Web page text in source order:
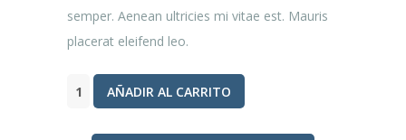
semper. Aenean ultricies mi vitae est. Mauris
placerat eleifend leo.
Woo
Album
AÑADIR AL CARRITO